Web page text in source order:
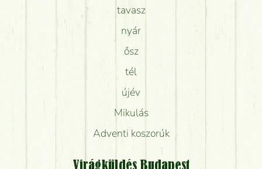
tavasz
nyár
ősz
tél
újév
Mikulás
Adventi koszorúk
Virágküldés Budapest